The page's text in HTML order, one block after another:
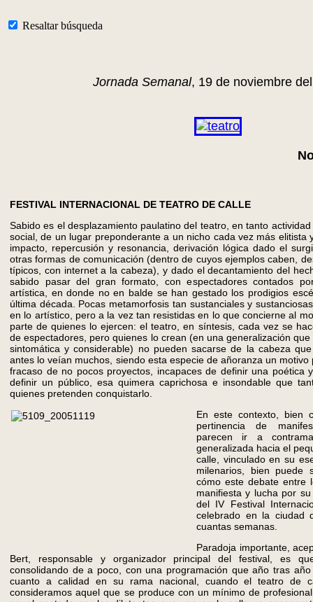
Resaltar búsqueda
Jornada Semanal, 19 de noviembre
FESTIVAL INTERNACIONAL DE TEATRO DE CALLE
Sabido es el desplazamiento paulatino del teatro, en tanto
social, de un lugar preponderante a un nicho cada vez más elitista
impacto, repercusión y resonancia, derivación lógica dado el
otras formas de comunicación (dentro de cuyos ejemplos caben,
típicos, con internet a la cabeza), y dado el decantamiento del
sabido pasar del gran formato, con espectadores contados
artística, en donde no en balde se han gestado los prodigios
última década. Pocas metamorfosis tan sustanciales y
en lo artístico, pero a la vez tan resistidas en lo que concierne al
parte de quienes lo ejercen: el teatro, en síntesis, cada vez se
de espectadores, pero quienes lo crean (en una generalización
sintomática y considerable) no pueden sacarse de la cabeza
antes lo veían muchos, siendo esta especie de añoranza un
fracaso de no pocos proyectos, incapaces de definir una poética
definir un público, esa quimera caprichosa e insondable que
quienes pretenden conquistarlo.
En este contexto, bien
pertinencia de
parecen ir a
generalizada hacia el
calle, vinculado en su
milenarios, bien puede
cómo este debate entre
manifiesta y lucha por
del IV Festival
celebrado en la ciudad
cuantas semanas.
Paradoja importante,
Bert, responsable y organizador principal del festival, es
consolidando de a poco, con una programación que año tras
cuanto a calidad en su rama nacional, cuando el teatro de
consideramos aquel que se produce con un mínimo de